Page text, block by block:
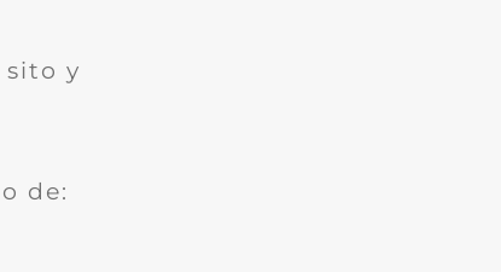
sito y
de: